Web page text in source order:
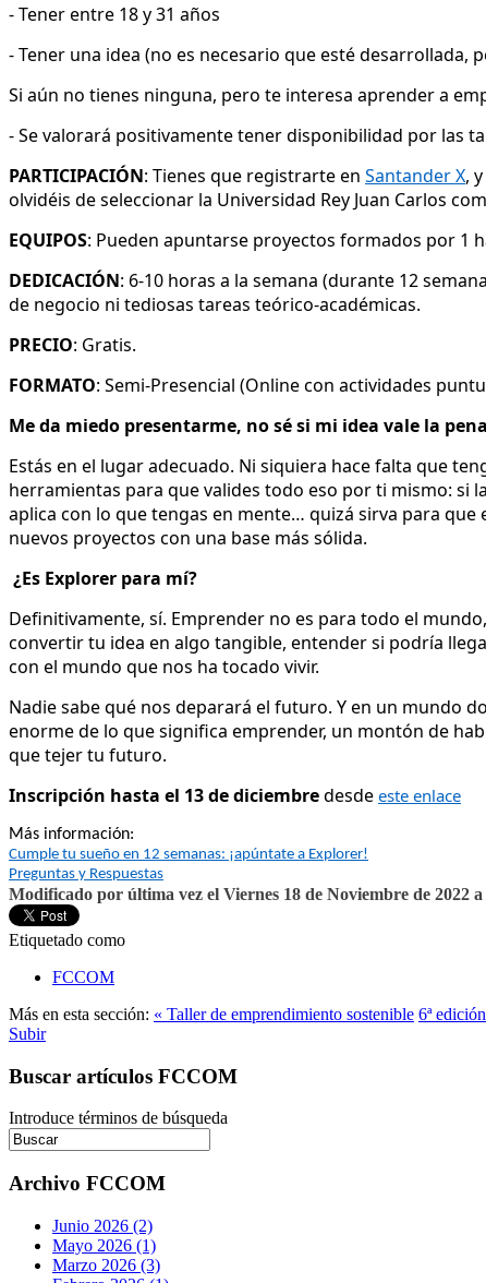
- Tener entre 18 y 31 años
- Tener una idea (no es necesario que esté
Si aún no tienes ninguna, pero te interesa aprender a
- Se valorará positivamente tener disponibilidad por las
PARTICIPACIÓN: Tienes que registrarte en Santander X,
olvidéis de seleccionar la Universidad Rey Juan Carlos
EQUIPOS: Pueden apuntarse proyectos formados por 1
DEDICACIÓN: 6-10 horas a la semana (durante 12
de negocio ni tediosas tareas teórico-académicas.
PRECIO: Gratis.
FORMATO: Semi-Presencial (Online con actividades
Me da miedo presentarme, no sé si mi idea vale la
Estás en el lugar adecuado. Ni siquiera hace falta que
herramientas para que valides todo eso por ti mismo: si
aplica con lo que tengas en mente… quizá sirva para
nuevos proyectos con una base más sólida.
¿Es Explorer para mí?
Definitivamente, sí. Emprender no es para todo el
convertir tu idea en algo tangible, entender si podría
con el mundo que nos ha tocado vivir.
Nadie sabe qué nos deparará el futuro. Y en un mundo
enorme de lo que significa emprender, un montón de
que tejer tu futuro.
Inscripción hasta el 13 de diciembredesde este enlace
Más información:
Cumple tu sueño en 12 semanas: ¡apúntate a Explorer!
Preguntas y Respuestas
Modificado por última vez el Viernes 18 de Noviembre de 2022 a
Etiquetado como
FCCOM
Más en esta sección: « Taller de emprendimiento sostenible 6ª
Subir
Buscar artículos FCCOM
Introduce términos de búsqueda
Archivo FCCOM
Junio 2026 (2)
Mayo 2026 (1)
Marzo 2026 (3)